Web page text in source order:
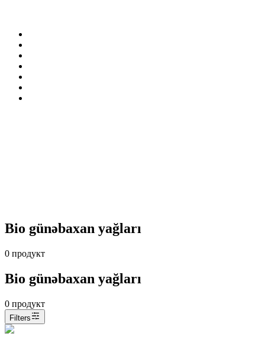
Bio günəbaxan yağları
0 продукт
Bio günəbaxan yağları
0 продукт
Filters